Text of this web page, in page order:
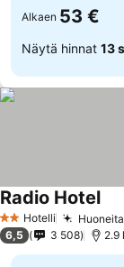
Alkaen 53 €
Näytä hinnat 13
2 Tähtiluokitus
Hotelli
Radio Hotel
6,5 3 508 2.9